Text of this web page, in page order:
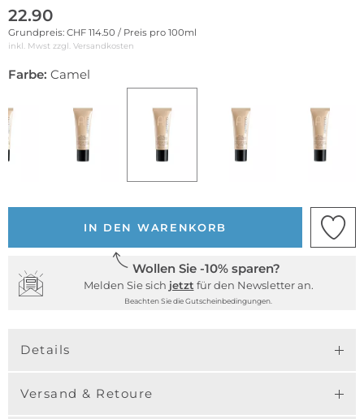
22.90
Grundpreis: CHF 114.50 / Preis pro 100ml
inkl. Mwst zzgl. Versandkosten
Farbe: Camel
IN DEN WARENKORB
Wollen Sie -10% sparen?
Melden Sie sich jetzt für den Newsletter an.
Beachten Sie die Gutscheinbedingungen.
Details
Versand & Retoure